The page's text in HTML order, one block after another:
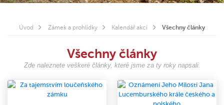
Úvod Zámek a prohlídky Kalendář akcí Všechny články
Všechny články
Zde naleznete veškeré články, které jsme za ty roky napsali.